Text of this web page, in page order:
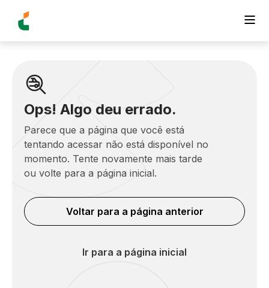
Ops! Algo deu errado.
Parece que a página que você está
tentando acessar não está disponível no
momento. Tente novamente mais tarde
ou volte para a página inicial.
Voltar para a página anterior
Ir para a página inicial